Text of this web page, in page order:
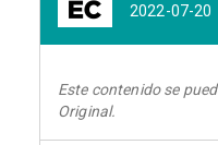
2022-07-20
Este contenido se
Original.